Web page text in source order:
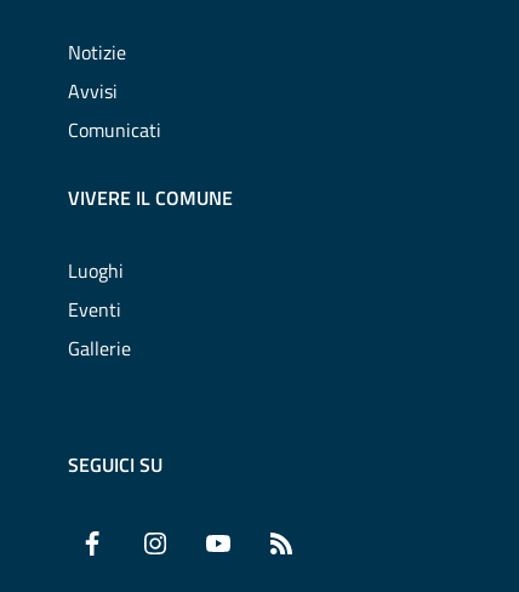
Notizie
Avvisi
Comunicati
VIVERE IL COMUNE
Luoghi
Eventi
Gallerie
SEGUICI SU
Facebook InstagramYouTube